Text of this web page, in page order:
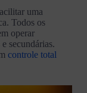
uma
Todos os
operar
secundárias.
controle total